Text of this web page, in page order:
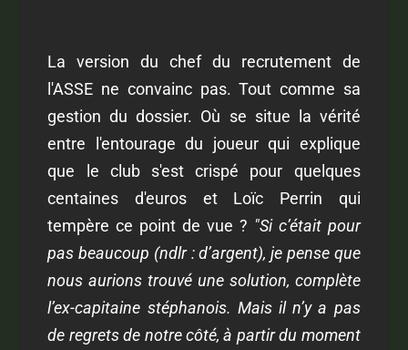
La version du chef du recrutement de
l'ASSE ne convainc pas. Tout comme sa
gestion du dossier. Où se situe la vérité
entre l'entourage du joueur qui explique
que le club s'est crispé pour quelques
centaines d'euros et Loïc Perrin qui
tempère ce point de vue ? "Si c’était pour
pas beaucoup (ndlr : d’argent), je pense que
nous aurions trouvé une solution, complète
l’ex-capitaine stéphanois. Mais il n’y a pas
de regrets de notre côté, à partir du moment